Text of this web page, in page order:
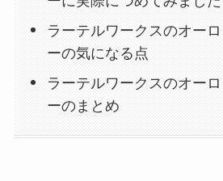
ラーテルワークスのオー
ーの気になる点
ラーテルワークスのオー
ーのまとめ